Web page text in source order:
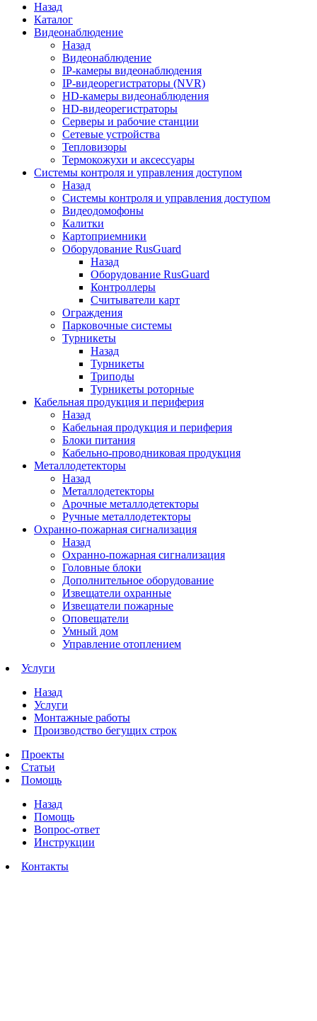
Назад
Каталог
Видеонаблюдение
Назад
Видеонаблюдение
IP-камеры видеонаблюдения
IP-видеорегистраторы (NVR)
HD-камеры видеонаблюдения
HD-видеорегистраторы
Серверы и рабочие станции
Сетевые устройства
Тепловизоры
Термокожухи и аксессуары
Системы контроля и управления доступом
Назад
Системы контроля и управления доступом
Видеодомофоны
Калитки
Картоприемники
Оборудование RusGuard
Назад
Оборудование RusGuard
Контроллеры
Считыватели карт
Ограждения
Парковочные системы
Турникеты
Назад
Турникеты
Триподы
Турникеты роторные
Кабельная продукция и периферия
Назад
Кабельная продукция и периферия
Блоки питания
Кабельно-проводниковая продукция
Металлодетекторы
Назад
Металлодетекторы
Арочные металлодетекторы
Ручные металлодетекторы
Охранно-пожарная сигнализация
Назад
Охранно-пожарная сигнализация
Головные блоки
Дополнительное оборудование
Извещатели охранные
Извещатели пожарные
Оповещатели
Умный дом
Управление отоплением
Услуги
Назад
Услуги
Монтажные работы
Производство бегущих строк
Проекты
Статьи
Помощь
Назад
Помощь
Вопрос-ответ
Инструкции
Контакты